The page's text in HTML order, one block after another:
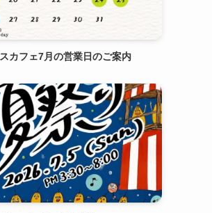
カフェ7月の営業日のご案内